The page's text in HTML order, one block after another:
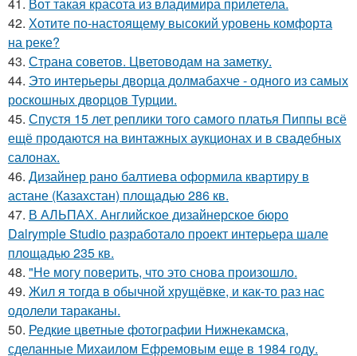
42. Хотите по-настоящему высокий уровень комфорта
на реке?
43. Страна советов. Цветоводам на заметку.
44. Это интерьеры дворца долмабахче - одного из самых
роскошных дворцов Турции.
45. Спустя 15 лет реплики того самого платья Пиппы всё
ещё продаются на винтажных аукционах и в свадебных
салонах.
46. Дизайнер рано балтиева оформила квартиру в
астане (Казахстан) площадью 286 кв.
47. В АЛЬПАХ. Английское дизайнерское бюро
Dalrymple Studio разработало проект интерьера шале
площадью 235 кв.
48. "Не могу поверить, что это снова произошло.
49. Жил я тогда в обычной хрущёвке, и как-то раз нас
одолели тараканы.
50. Редкие цветные фотографии Нижнекамска,
сделанные Михаилом Ефремовым еще в 1984 году.